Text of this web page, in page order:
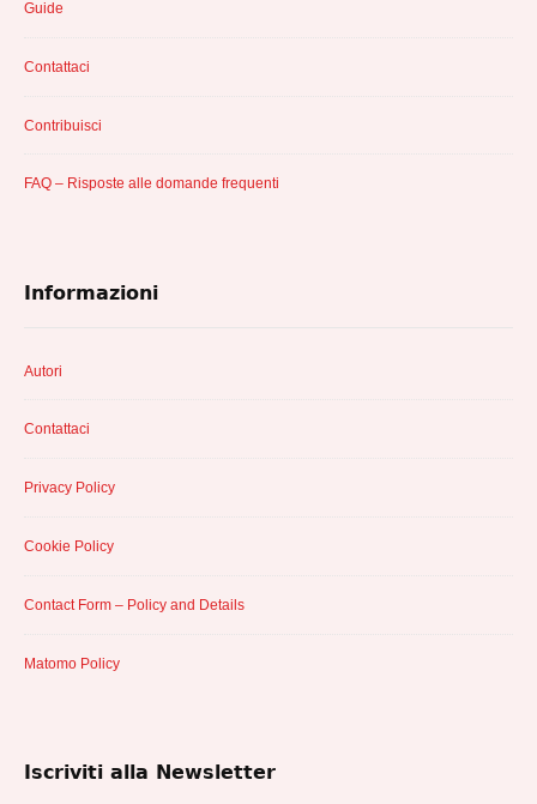
Guide
Contattaci
Contribuisci
FAQ – Risposte alle domande frequenti
Informazioni
Autori
Contattaci
Privacy Policy
Cookie Policy
Contact Form – Policy and Details
Matomo Policy
Iscriviti alla Newsletter